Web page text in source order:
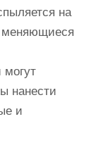
на
меняющиеся
нанести
и